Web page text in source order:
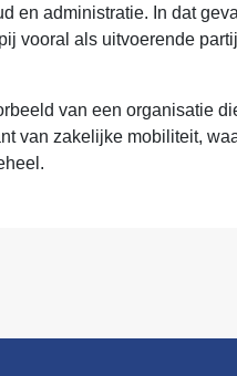
en administratie. In dat
vooral als uitvoerende
van een organisatie
van zakelijke mobiliteit,